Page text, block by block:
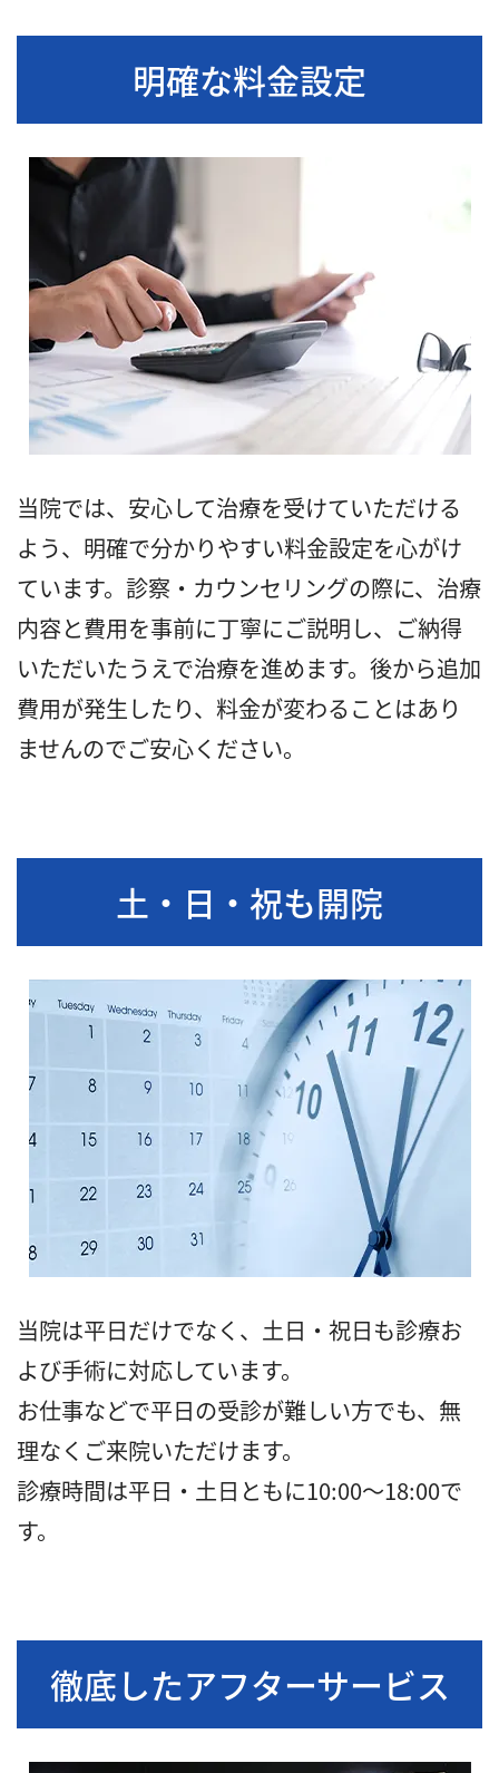
明確な料金設定
当院では、安心して治療を受けていただける
よう、明確で分かりやすい料金設定を心がけ
ています。診察・カウンセリングの際に、治療
内容と費用を事前に丁寧にご説明し、ご納得
いただいたうえで治療を進めます。後から追加
費用が発生したり、料金が変わることはあり
ませんのでご安心ください。
土・日・祝も開院
当院は平日だけでなく、土日・祝日も診療お
よび手術に対応しています。
お仕事などで平日の受診が難しい方でも、無
理なくご来院いただけます。
診療時間は平日・土日ともに10:00～18:00で
す。
徹底したアフターサービス